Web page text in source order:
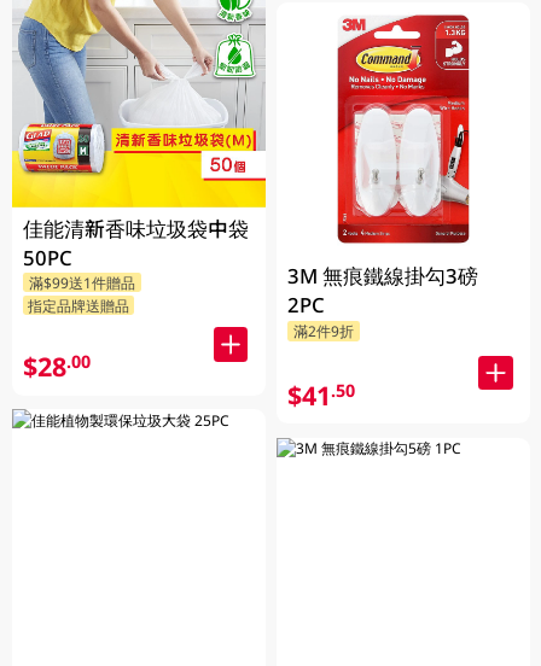
佳能清新香味垃圾袋中袋
50PC
滿$99送1件贈品
指定品牌送贈品
$28.00
3M 無痕鐵線掛勾3磅
2PC
滿2件9折
$41.50